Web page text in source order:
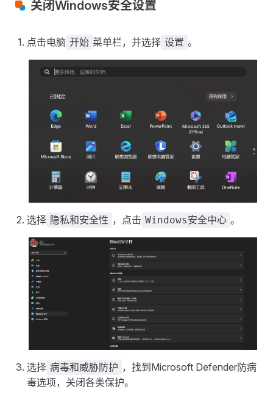
关闭Windows安全设置
点击电脑 开始 菜单栏，并选择 设置 。
选择 隐私和安全性 ，点击 Windows安全中心 。
选择 病毒和威胁防护 ，找到Microsoft Defender防病
毒选项，关闭各类保护。